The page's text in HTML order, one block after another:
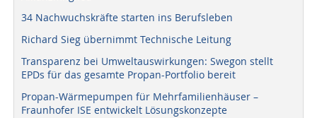
34 Nachwuchskräfte starten ins Berufsleben
Richard Sieg übernimmt Technische Leitung
Transparenz bei Umweltauswirkungen: Swegon stellt
EPDs für das gesamte Propan-Portfolio bereit
Propan-Wärmepumpen für Mehrfamilienhäuser –
Fraunhofer ISE entwickelt Lösungskonzepte